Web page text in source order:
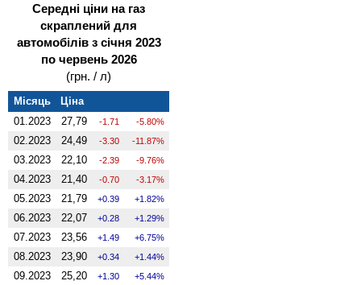
Середні ціни на газ
скраплений для
автомобілів з січня 2023
по червень 2026
(грн. / л)
Місяць
Ціна
01.2023
27,79 -1.71 -5.80%
02.2023 24,49 -3.30 -11.87%
03.2023 22,10 -2.39 -9.76%
04.2023 21,40 -0.70 -3.17%
05.2023 21,79 0.39 1.82%
06.2023 22,07 0.28 1.29%
07.2023 23,56 1.49 6.75%
08.2023 23,90 0.34 1.44%
09.2023 25,20 1.30 5.44%